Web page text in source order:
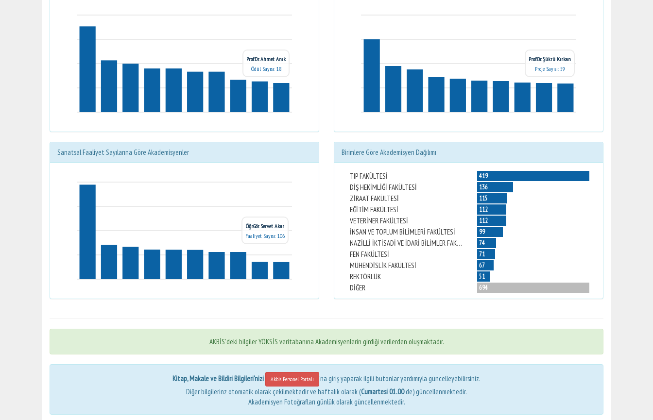
Prof.Dr. Ahmet Anık
Ödül Sayısı: 18
Prof.Dr. Şükrü Kırkan
Proje Sayısı: 59
Sanatsal Faaliyet Sayılarına Göre Akademisyenler
Öğr.Gör. Servet Akar
Faaliyet Sayısı: 106
Birimlere Göre Akademisyen Dağılımı
TIP FAKÜLTESİ
DİŞ HEKİMLİĞİ FAKÜLTESİ
ZİRAAT FAKÜLTESİ
EĞİTİM FAKÜLTESİ
VETERİNER FAKÜLTESİ
İNSAN VE TOPLUM BİLİMLERİ FAKÜLTESİ
NAZİLLİ İKTİSADİ VE İDARİ BİLİMLER FAKÜLTESİ
FEN FAKÜLTESİ
MÜHENDİSLİK FAKÜLTESİ
REKTÖRLÜK
DİĞER
419
136
115
112
112
99
74
71
67
51
694
AKBİS'deki bilgiler YÖKSİS veritabanına Akademisyenlerin girdiği verilerden oluşmaktadır.
Kitap, Makale ve Bildiri Bilgileri'nizi Akbis Personel Portalı
'na giriş yaparak ilgili butonlar yardımıyla güncelleyebilirsiniz.
Diğer bilgilerinz otomatik olarak çekilmektedir ve haftalık olarak (Cumartesi 01.00de) güncellenmektedir.
Akademisyen Fotoğrafları günlük olarak güncellenmektedir.